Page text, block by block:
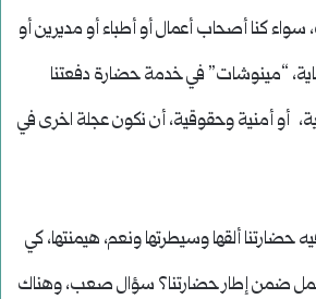
كنا أصحاب أعمال أو أطباء أو مديرين أو
“مينوشات” في خدمة حضارة دفعتنا
أو أمنية وحقوقية، أن نكون عجلة اخرى في
حضارتنا ألقها وسيطرتها ونعم، هيمنتها، كي
ضمن إطار حضارتنا؟ سؤال صعب، وهناك